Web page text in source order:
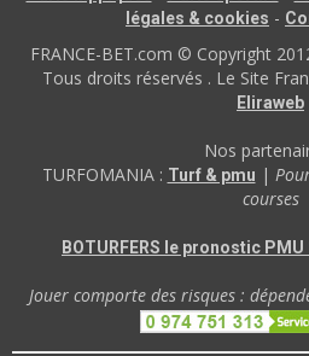
légales & cookies -
FRANCE-BET.com © Copyright
Tous droits réservés . Le Site
Eliraweb
Nos
TURFOMANIA : Turf & pmu |
courses
BOTURFERS le pronostic
Jouer comporte des risques :